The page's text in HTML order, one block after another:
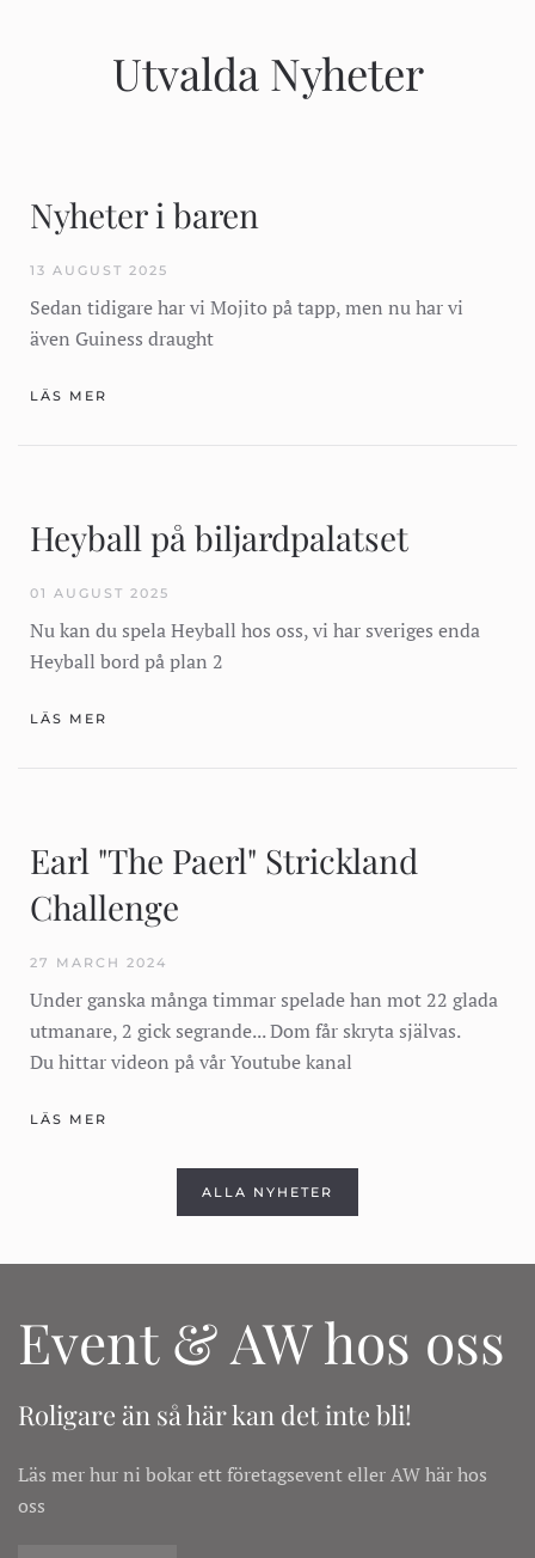
Utvalda Nyheter
Nyheter i baren
13 AUGUST 2025
Sedan tidigare har vi Mojito på tapp, men nu har vi
även Guiness draught
LÄS MER
Heyball på biljardpalatset
01 AUGUST 2025
Nu kan du spela Heyball hos oss, vi har sveriges enda
Heyball bord på plan 2
LÄS MER
Earl "The Paerl" Strickland
Challenge
27 MARCH 2024
Under ganska många timmar spelade han mot 22 glada
utmanare, 2 gick segrande... Dom får skryta självas.
Du hittar videon på vår Youtube kanal
LÄS MER
ALLA NYHETER
Event & AW hos oss
Roligare än så här kan det inte bli!
Läs mer hur ni bokar ett företagsevent eller AW här hos
oss